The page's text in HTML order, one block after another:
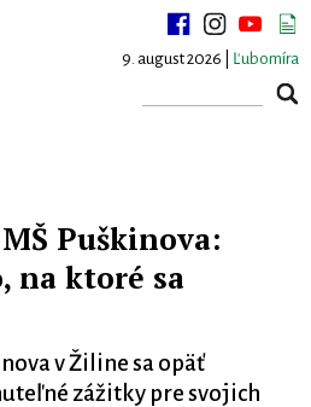
9. august 2026 | Ľubomíra
Puškinova:
na ktoré sa
v Žiline sa opäť
zážitky pre svojich